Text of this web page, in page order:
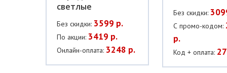
светлые
Без скидки: 3599 р.
По акции: 3419 р.
Онлайн-оплата: 3248 р.
Без скидки:
С промо-кодом:
р.
Код + оплата: